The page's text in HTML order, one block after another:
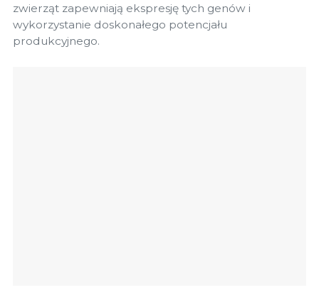
zwierząt zapewniają ekspresję tych genów i
wykorzystanie doskonałego potencjału
produkcyjnego.